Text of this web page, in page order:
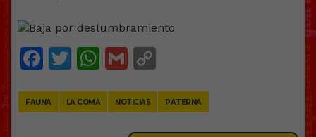
Facebook
Twitter
WhatsApp
Gmail
FAUNA LA COMA NOTICIAS PATERNA